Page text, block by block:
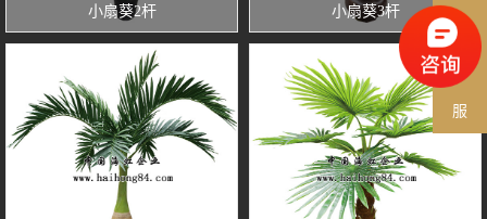
小扇葵2杆 小扇葵3杆
线
客
服